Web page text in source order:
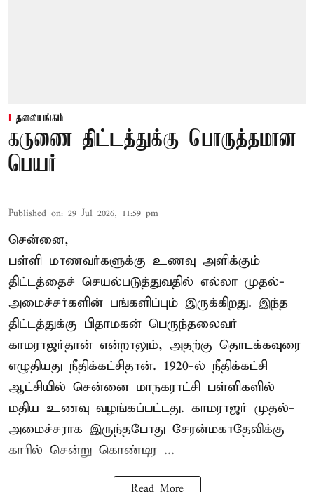
தலையங்கம்
கருணை திட்டத்துக்கு பொருத்தமான
பெயர்
Published on: 29 Jul 2026, 11:59 pm
சென்னை,
பள்ளி மாணவர்களுக்கு உணவு அளிக்கும்
திட்டத்தைச் செயல்படுத்துவதில் எல்லா முதல்-
அமைச்சர்களின் பங்களிப்பும் இருக்கிறது. இந்த
திட்டத்துக்கு பிதாமகன் பெருந்தலைவர்
காமராஜர்தான் என்றாலும், அதற்கு தொடக்கவுரை
எழுதியது நீதிக்கட்சிதான். 1920-ல் நீதிக்கட்சி
ஆட்சியில் சென்னை மாநகராட்சி பள்ளிகளில்
மதிய உணவு வழங்கப்பட்டது. காமராஜர் முதல்-
அமைச்சராக இருந்தபோது சேரன்மகாதேவிக்கு
காரில் சென்று கொண்டிர ...
Read More